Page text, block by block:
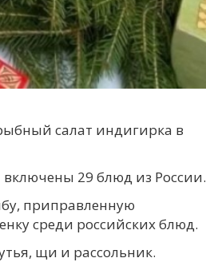
салат индигирка в
29 блюд из России.
приправленную
среди российских блюд.
щи и рассольник.